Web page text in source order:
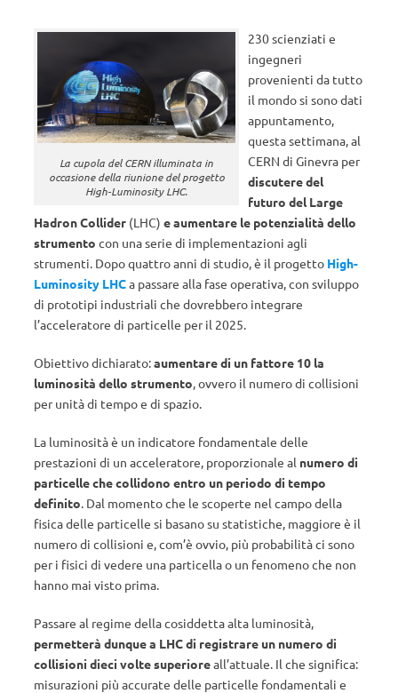
La cupola del CERN illuminata in
occasione della riunione del progetto
High-Luminosity LHC.
230 scienziati e
ingegneri
provenienti da tutto
il mondo si sono dati
appuntamento,
questa settimana, al
CERN di Ginevra per
discutere del
futuro del Large
Hadron Collider (LHC) e aumentare le potenzialità dello
strumento con una serie di implementazioni agli
strumenti. Dopo quattro anni di studio, è il progetto High-
Luminosity LHCa passare alla fase operativa, con sviluppo
di prototipi industriali che dovrebbero integrare
l’acceleratore di particelle per il 2025.
Obiettivo dichiarato:aumentare di un fattore 10 la
luminosità dello strumento, ovvero il numero di collisioni
per unità di tempo e di spazio.
La luminosità è un indicatore fondamentale delle
prestazioni di un acceleratore, proporzionale al numero di
particelle che collidono entro un periodo di tempo
definito. Dal momento che le scoperte nel campo della
fisica delle particelle si basano su statistiche, maggiore è il
numero di collisioni e, com’è ovvio, più probabilità ci sono
per i fisici di vedere una particella o un fenomeno che non
hanno mai visto prima.
Passare al regime della cosiddetta alta luminosità,
permetterà dunque a LHC di registrare un numero di
collisioni dieci volte superioreall’attuale. Il che significa:
misurazioni più accurate delle particelle fondamentali e